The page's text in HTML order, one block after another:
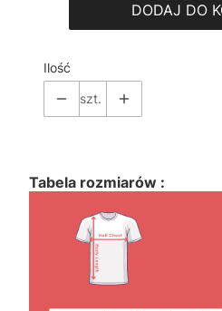
DODAJ DO
Ilość
szt.
Tabela rozmiarów :